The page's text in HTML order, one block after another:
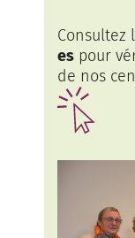
Consultez
es pour
de nos